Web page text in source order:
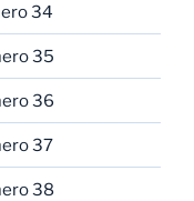
34
35
36
37
38